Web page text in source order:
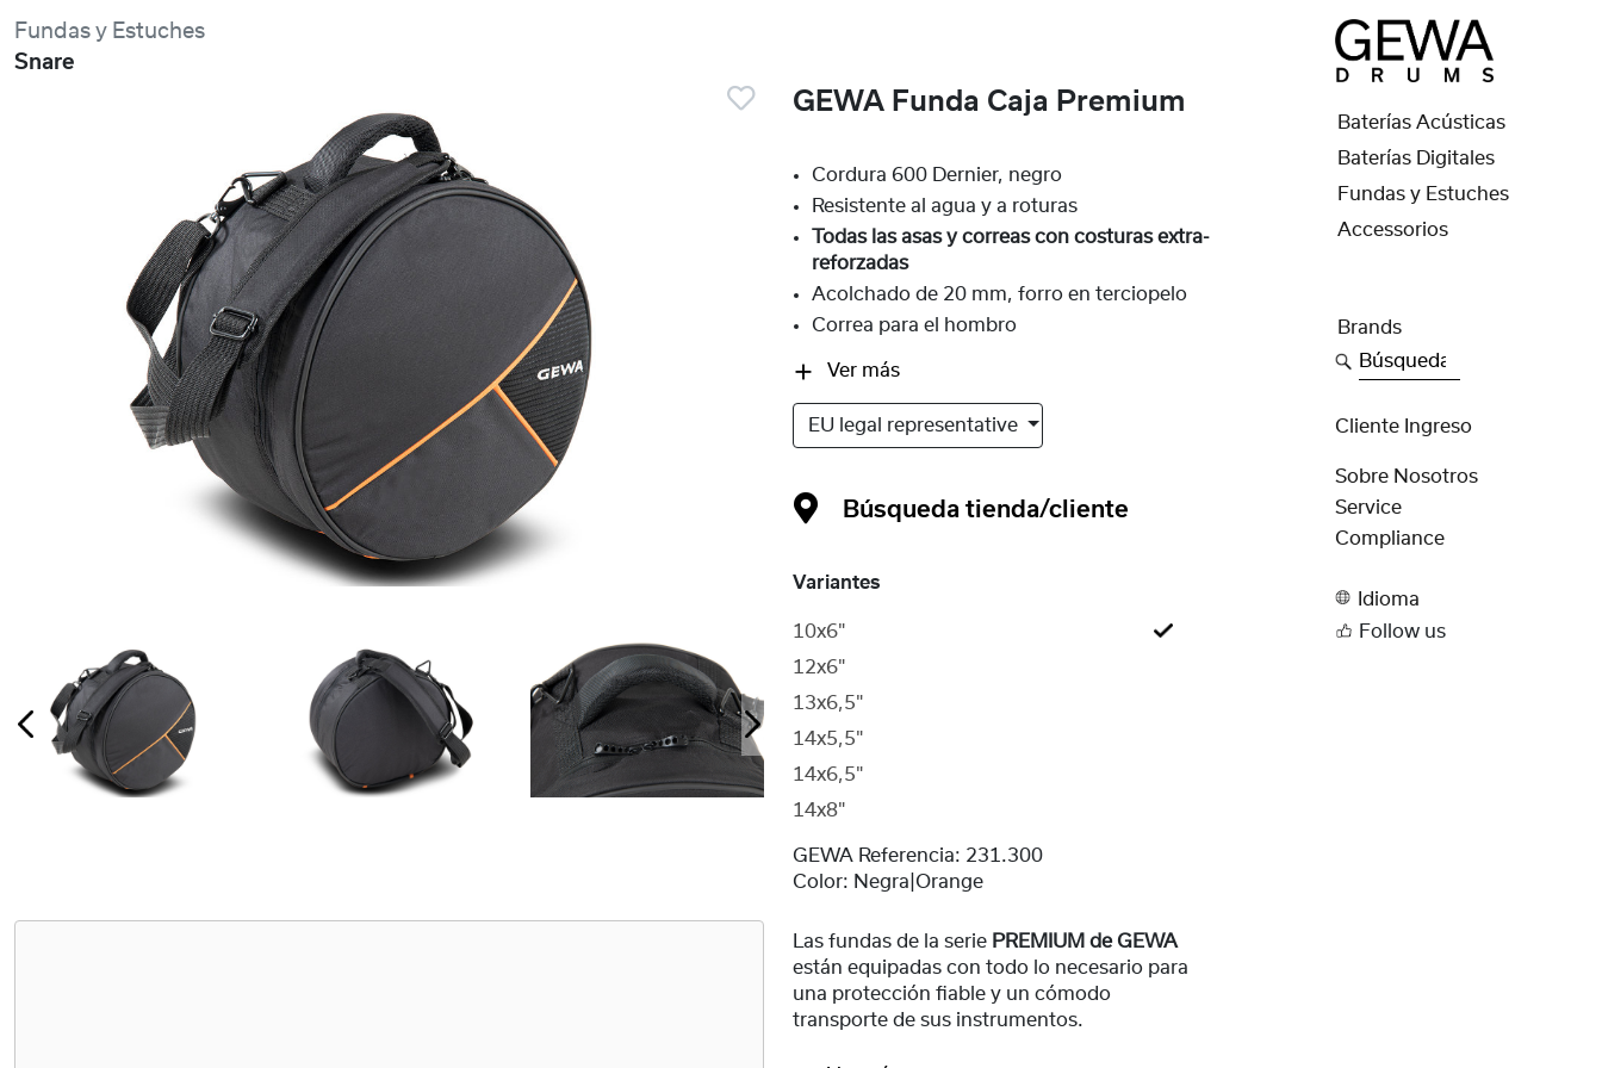
Fundas y Estuches
Snare
GEWA Funda Caja Premium
Variantes
10x6"
12x6"
13x6,5"
14x5,5"
14x6,5"
14x8"
Búsqueda tienda/cliente
Cordura 600 Dernier, negro
Resistente al agua y a roturas
Todas las asas y correas con costuras extra-
reforzadas
Acolchado de 20 mm, forro en terciopelo
Correa para el hombro
Ver más
EU legal representative
GEWA Referencia: 231.300
Color: Negra|Orange
Las fundas de la serie PREMIUM de GEWA
están equipadas con todo lo necesario para
una protección fiable y un cómodo
transporte de sus instrumentos.
Baterías Acústicas
Baterías Digitales
Fundas y Estuches
Accessorios
Brands
Búsqueda
Cliente Ingreso
Sobre Nosotros
Service
Compliance
Idioma
Follow us